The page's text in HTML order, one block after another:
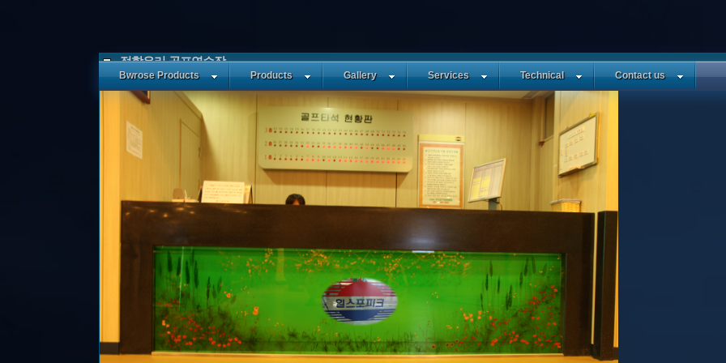
Bwrose Products Products Gallery Services Technical Contact us
접합유리-골프연습장
ㆍ작성일: 2009/08/10 (월) ㆍ조회: